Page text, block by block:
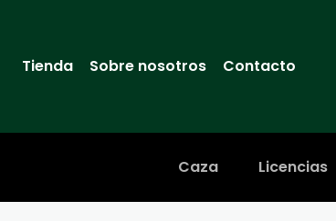
Tienda Sobre nosotros Contacto
Caza Licencias